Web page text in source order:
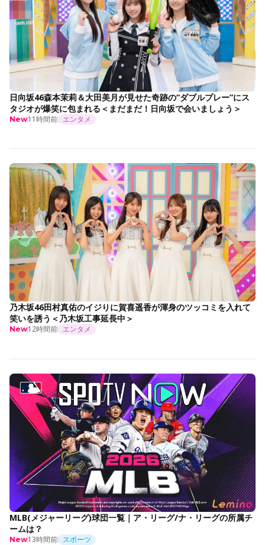
日向坂46森本茉莉＆大田美月が見せた奇跡の“ダブルプレー”にス
タジオが爆笑に包まれる＜まだまだ！日向坂で会いましょう＞
New11時間前 エンタメ
乃木坂46田村真佑のイジりに賀喜遥香が渾身のツッコミを入れて
笑いを誘う＜乃木坂工事延長中＞
New12時間前 エンタメ
MLB(メジャーリーグ)球団一覧｜ア・リーグ/ナ・リーグの所属チ
ームは？
New13時間前 スポーツ